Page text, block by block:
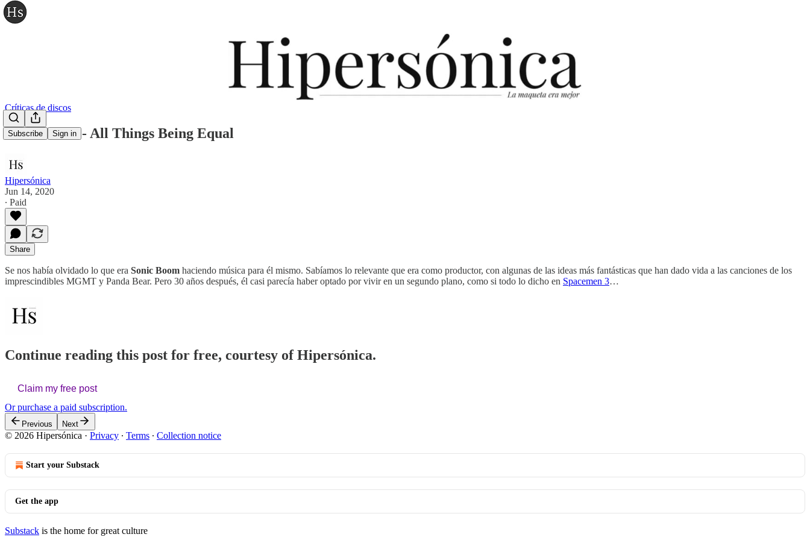
Subscribe Sign in
Críticas de discos
Sonic Boom - All Things Being Equal
Hipersónica
Jun 14, 2020
∙ Paid
Share
Se nos había olvidado lo que era Sonic Boom haciendo música para él mismo. Sabíamos lo relevante que era como productor, con algunas de las ideas más fantásticas que han dado vida a las canciones de los
imprescindibles MGMT y Panda Bear. Pero 30 años después, él casi parecía haber optado por vivir en un segundo plano, como si todo lo dicho en Spacemen 3…
Continue reading this post for free, courtesy of Hipersónica.
Claim my free post
Or purchase a paid subscription.
Previous Next
© 2026 Hipersónica · Privacy ∙ Terms ∙ Collection notice
Start your Substack
Get the app
Substack is the home for great culture